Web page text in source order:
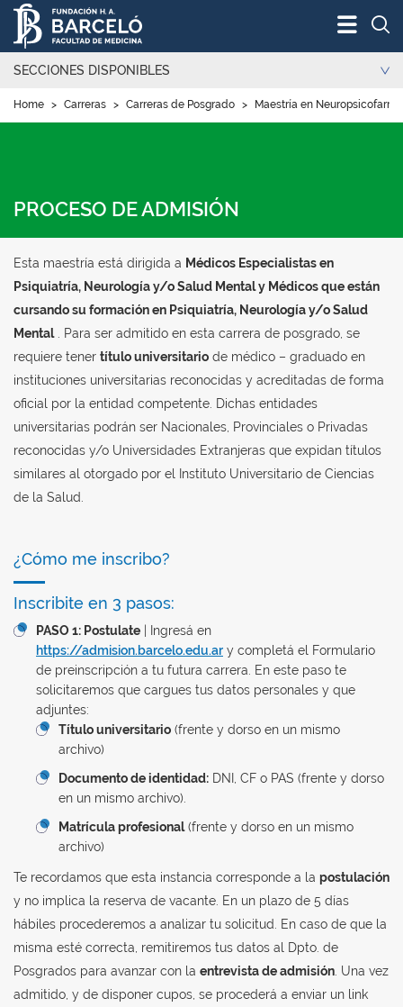
SECCIONES DISPONIBLES
Home > Carreras > Carreras de Posgrado > Maestría en
PROCESO DE ADMISIÓN
Esta maestría está dirigida a Médicos Especialistas en
Psiquiatría, Neurología y/o Salud Mental y Médicos que están
cursando su formación en Psiquiatría, Neurología y/o Salud
Mental.
Para ser admitido en esta carrera de posgrado, se
requiere tener título universitario de médico – graduado en
instituciones universitarias reconocidas y acreditadas de forma
oficial por la entidad competente. Dichas entidades
universitarias podrán ser Nacionales, Provinciales o Privadas
reconocidas y/o Universidades Extranjeras que expidan títulos
similares al otorgado por el Instituto Universitario de Ciencias
de la Salud.
¿Cómo me inscribo?
Inscribite en 3 pasos:
PASO 1: Postulate | Ingresá en
https://admision.barcelo.edu.ar y completá el Formulario
de preinscripción a tu futura carrera. En este paso te
solicitaremos que cargues tus datos personales y que
adjuntes:
Título universitario (frente y dorso en un mismo
archivo)
Documento de identidad: DNI, CF o PAS (frente y dorso
en un mismo archivo).
Matrícula profesional(frente y dorso en un mismo
archivo)
Te recordamos que esta instancia corresponde a la postulación
y no implica la reserva de vacante. En un plazo de 5 días
hábiles procederemos a analizar tu solicitud. En caso de que la
misma esté correcta, remitiremos tus datos al Dpto. de
Posgrados para avanzar con la entrevista de admisión . Una vez
admitido, y de disponer cupos, se procederá a enviar un link